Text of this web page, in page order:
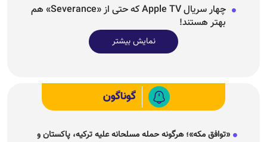
چهار سریال Apple TV که حتی از «Severance» هم
بهتر هستند!
نمایش بیشتر
گوناگون
«توافق مکه»؛ هرگونه حمله مسلحانه علیه ترکیه، پاکستان و